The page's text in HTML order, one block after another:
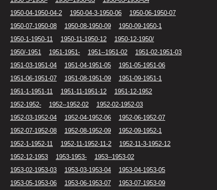
1950-04-1950-04-2
1950-04-3-1950-06
1950-06-1950-07
1950-07-1950-08
1950-08-1950-09
1950-09-1950-1
1950-1-1950-11
1950-11-1950-12
1950-12-1950/
1950/-1951
1951-1951- 1951--1951-02
1951-02-1951-03
1951-03-1951-04
1951-04-1951-05
1951-05-1951-06
1951-06-1951-07
1951-08-1951-09
1951-09-1951-1
1951-1-1951-11
1951-11-1951-12
1951-12-1952
1952-1952-
1952--1952-02
1952-02-1952-03
1952-03-1952-04
1952-04-1952-06
1952-06-1952-07
1952-07-1952-08
1952-08-1952-09
1952-09-1952-1
1952-1-1952-11
1952-11-1952-11-2
1952-11-3-1952-12
1952-12-1953
1953-1953-
1953--1953-02
1953-02-1953-03
1953-03-1953-04
1953-04-1953-05
1953-05-1953-06
1953-06-1953-07 1953-07-1953-09